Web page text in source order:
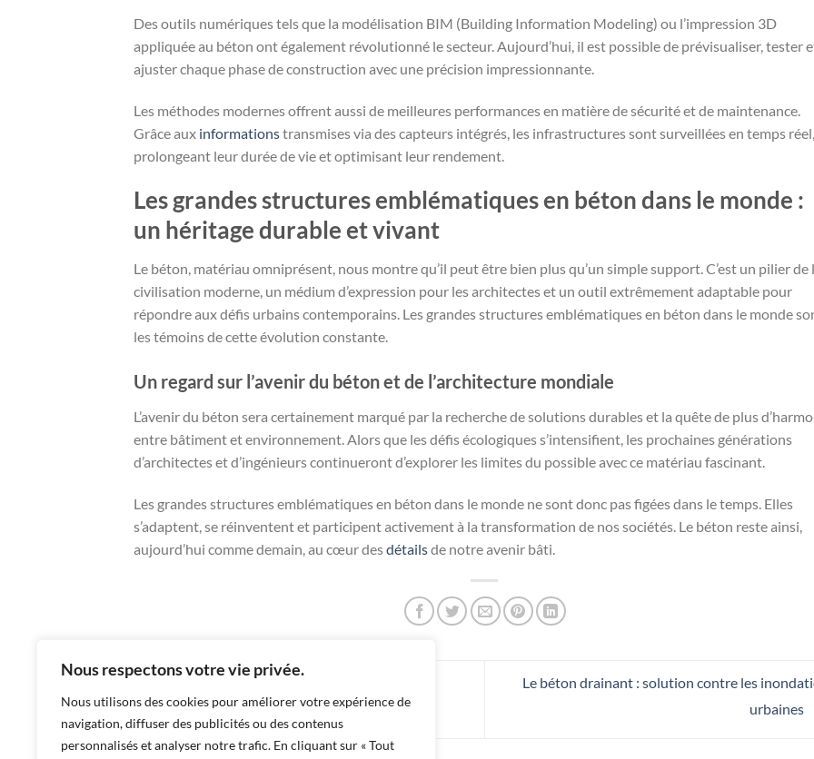
Nous respectons votre vie privée.
Nous utilisons des cookies pour améliorer votre expérience de
navigation, diffuser des publicités ou des contenus
personnalisés et analyser notre trafic. En cliquant sur « Tout
Des outils numériques tels que la modélisation BIM (Building Information Modeling) ou l’impression 3D
appliquée au béton ont également révolutionné le secteur. Aujourd’hui, il est possible de prévisualiser, tester
ajuster chaque phase de construction avec une précision impressionnante.
Les méthodes modernes offrent aussi de meilleures performances en matière de sécurité et de maintenance.
Grâce aux informationstransmises via des capteurs intégrés, les infrastructures sont surveillées en temps réel,
prolongeant leur durée de vie et optimisant leur rendement.
Les grandes structures emblématiques en béton dans le monde :
un héritage durable et vivant
Le béton, matériau omniprésent, nous montre qu’il peut être bien plus qu’un simple support. C’est un pilier de
civilisation moderne, un médium d’expression pour les architectes et un outil extrêmement adaptable pour
répondre aux défis urbains contemporains. Les grandes structures emblématiques en béton dans le monde
les témoins de cette évolution constante.
Un regard sur l’avenir du béton et de l’architecture mondiale
L’avenir du béton sera certainement marqué par la recherche de solutions durables et la quête de plus
entre bâtiment et environnement. Alors que les défis écologiques s’intensifient, les prochaines générations
d’architectes et d’ingénieurs continueront d’explorer les limites du possible avec ce matériau fascinant.
Les grandes structures emblématiques en béton dans le monde ne sont donc pas figées dans le temps. Elles
s’adaptent, se réinventent et participent activement à la transformation de nos sociétés. Le béton reste ainsi,
aujourd’hui comme demain, au cœur desdétailsde notre avenir bâti.
Comment fabriquer du béton à la maison ?
Le béton drainant : solution contre les
urbaines